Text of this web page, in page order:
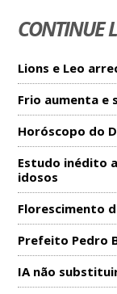
CONTINUE
Lions e Leo
Frio aumenta e
Horóscopo do
Estudo inédito
idosos
Florescimento
Prefeito Pedro
IA não